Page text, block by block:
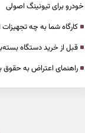
خودرو برای تیونینگ اصولی
کارگاه شما به چه تجهیزات
قبل از خرید دستگاه
راهنمای اعتراض به حقوق